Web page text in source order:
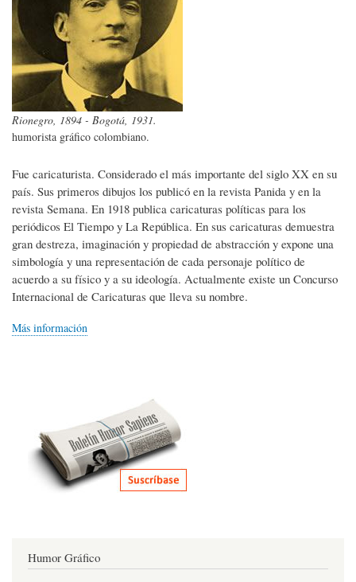
Rionegro, 1894 - Bogotá, 1931.
humorista gráfico colombiano.
Fue caricaturista. Considerado el más importante del siglo XX en su
país. Sus primeros dibujos los publicó en la revista Panida y en la
revista Semana. En 1918 publica caricaturas políticas para los
periódicos El Tiempo y La República. En sus caricaturas demuestra
gran destreza, imaginación y propiedad de abstracción y expone una
simbología y una representación de cada personaje político de
acuerdo a su físico y a su ideología. Actualmente existe un Concurso
Internacional de Caricaturas que lleva su nombre.
Más información
Humor Gráfico